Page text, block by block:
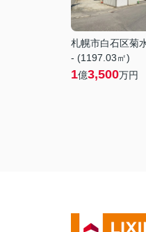
札幌市白石区菊
- (1197.03㎡)
1億3,500万円